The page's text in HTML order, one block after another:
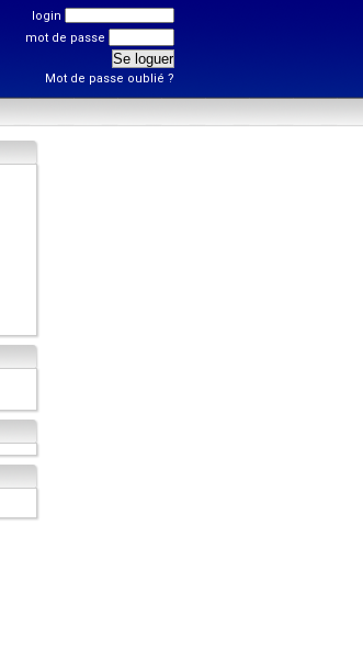
login
mot de passe
Mot de passe oublié ?